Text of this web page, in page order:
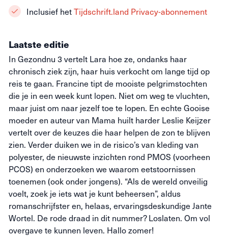
Laatste editie
In Gezondnu 3 vertelt Lara hoe ze, ondanks haar
chronisch ziek zijn, haar huis verkocht om lange tijd op
reis te gaan. Francine tipt de mooiste pelgrimstochten
die je in een week kunt lopen. Niet om weg te vluchten,
maar juist om naar jezelf toe te lopen. En echte Gooise
moeder en auteur van Mama huilt harder Leslie Keijzer
vertelt over de keuzes die haar helpen de zon te blijven
zien. Verder duiken we in de risico’s van kleding van
polyester, de nieuwste inzichten rond PMOS (voorheen
PCOS) en onderzoeken we waarom eetstoornissen
toenemen (ook onder jongens). “Als de wereld onveilig
voelt, zoek je iets wat je kunt beheersen”, aldus
romanschrijfster en, helaas, ervaringsdeskundige Jante
Wortel. De rode draad in dit nummer? Loslaten. Om vol
overgave te kunnen leven. Hallo zomer!
Inclusief hetTijdschrift.land Privacy-abonnement